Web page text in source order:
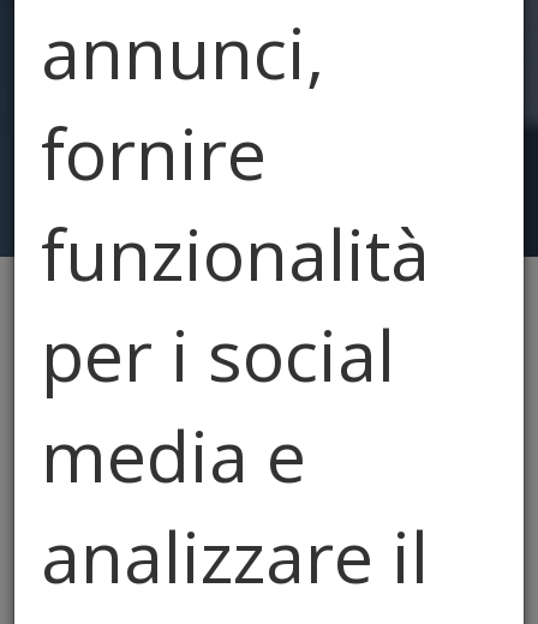
Hai cercato: "servizitecnici"
Resetta
annunci,
fornire
funzionalità
per i social
media e
analizzare il